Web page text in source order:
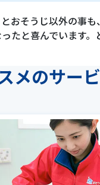
そうじ以外の事も
と喜んでいます。
メのサー